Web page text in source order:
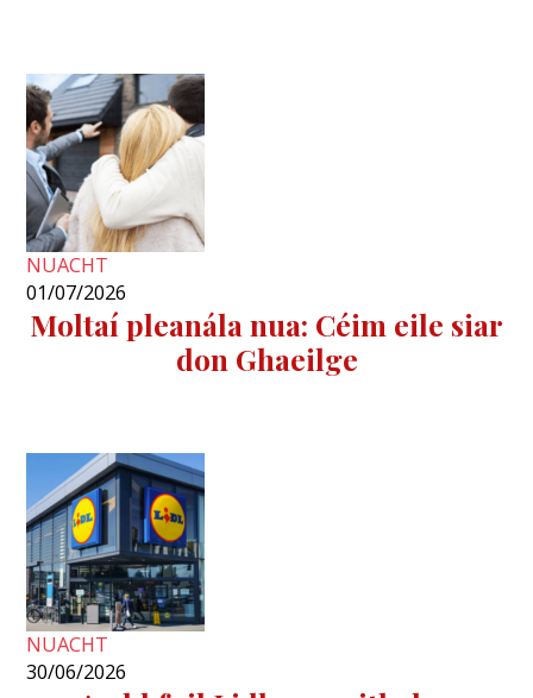
NUACHT
01/07/2026
Moltaí pleanála nua: Céim eile siar
don Ghaeilge
NUACHT
30/06/2026